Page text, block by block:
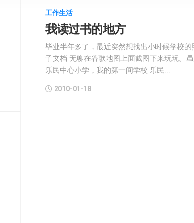
工作生活
我读过书的地方
毕业半年多了，最近突然想找出小时候学校
子文档 无聊在谷歌地图上面截图下来玩玩。
乐民中心小学，我的第一间学校 乐民...
2010-01-18